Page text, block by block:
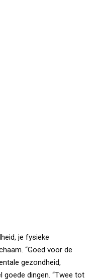
je fysieke
“Goed voor de
gezondheid,
goede dingen. “Twee tot